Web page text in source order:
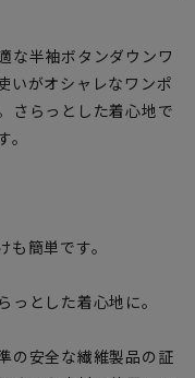
な半袖ボタンダウンワ
いがオシャレなワンポ
さらっとした着心地で
簡単です。
とした着心地に。
の安全な繊維製品の証